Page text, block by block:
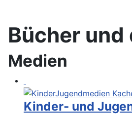
Bücher
Medien
Kinder- und